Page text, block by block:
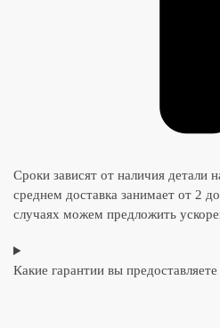
Сроки зависят от наличия детали
среднем доставка занимает от 2
случаях можем предложить
Какие гарантии вы предоставляете